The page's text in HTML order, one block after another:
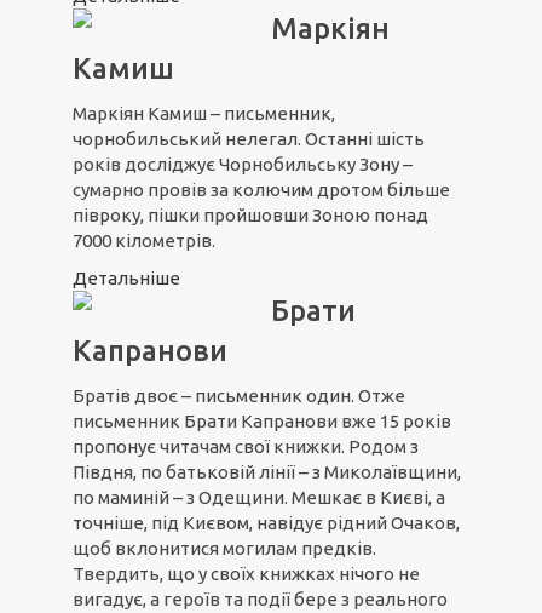
Маркіян
Камиш
Маркіян Камиш – письменник,
чорнобильський нелегал. Останні шість
років досліджує Чорнобильську Зону –
сумарно провів за колючим дротом більше
півроку, пішки пройшовши Зоною понад
7000 кілометрів.
Детальніше
Брати
Капранови
Братів двоє – письменник один. Отже
письменник Брати Капранови вже 15 років
пропонує читачам свої книжки. Родом з
Півдня, по батьковій лінії – з Миколаївщини,
по маминій – з Одещини. Мешкає в Києві, а
точніше, під Києвом, навідує рідний Очаков,
щоб вклонитися могилам предків.
Твердить, що у своїх книжках нічого не
вигадує, а героїв та події бере з реального